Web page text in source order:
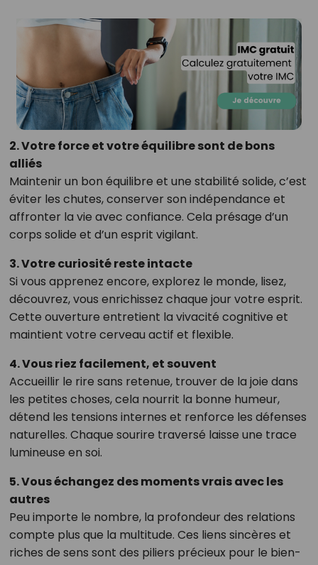
2. Votre force et votre équilibre sont de bons
alliés
Maintenir un bon équilibre et une stabilité solide, c’est
éviter les chutes, conserver son indépendance et
affronter la vie avec confiance. Cela présage d’un
corps solide et d’un esprit vigilant.
3. Votre curiosité reste intacte
Si vous apprenez encore, explorez le monde, lisez,
découvrez, vous enrichissez chaque jour votre esprit.
Cette ouverture entretient la vivacité cognitive et
maintient votre cerveau actif et flexible.
4. Vous riez facilement, et souvent
Accueillir le rire sans retenue, trouver de la joie dans
les petites choses, cela nourrit la bonne humeur,
détend les tensions internes et renforce les défenses
naturelles. Chaque sourire traversé laisse une trace
lumineuse en soi.
5. Vous échangez des moments vrais avec les
autres
Peu importe le nombre, la profondeur des relations
compte plus que la multitude. Ces liens sincères et
riches de sens sont des piliers précieux pour le bien-